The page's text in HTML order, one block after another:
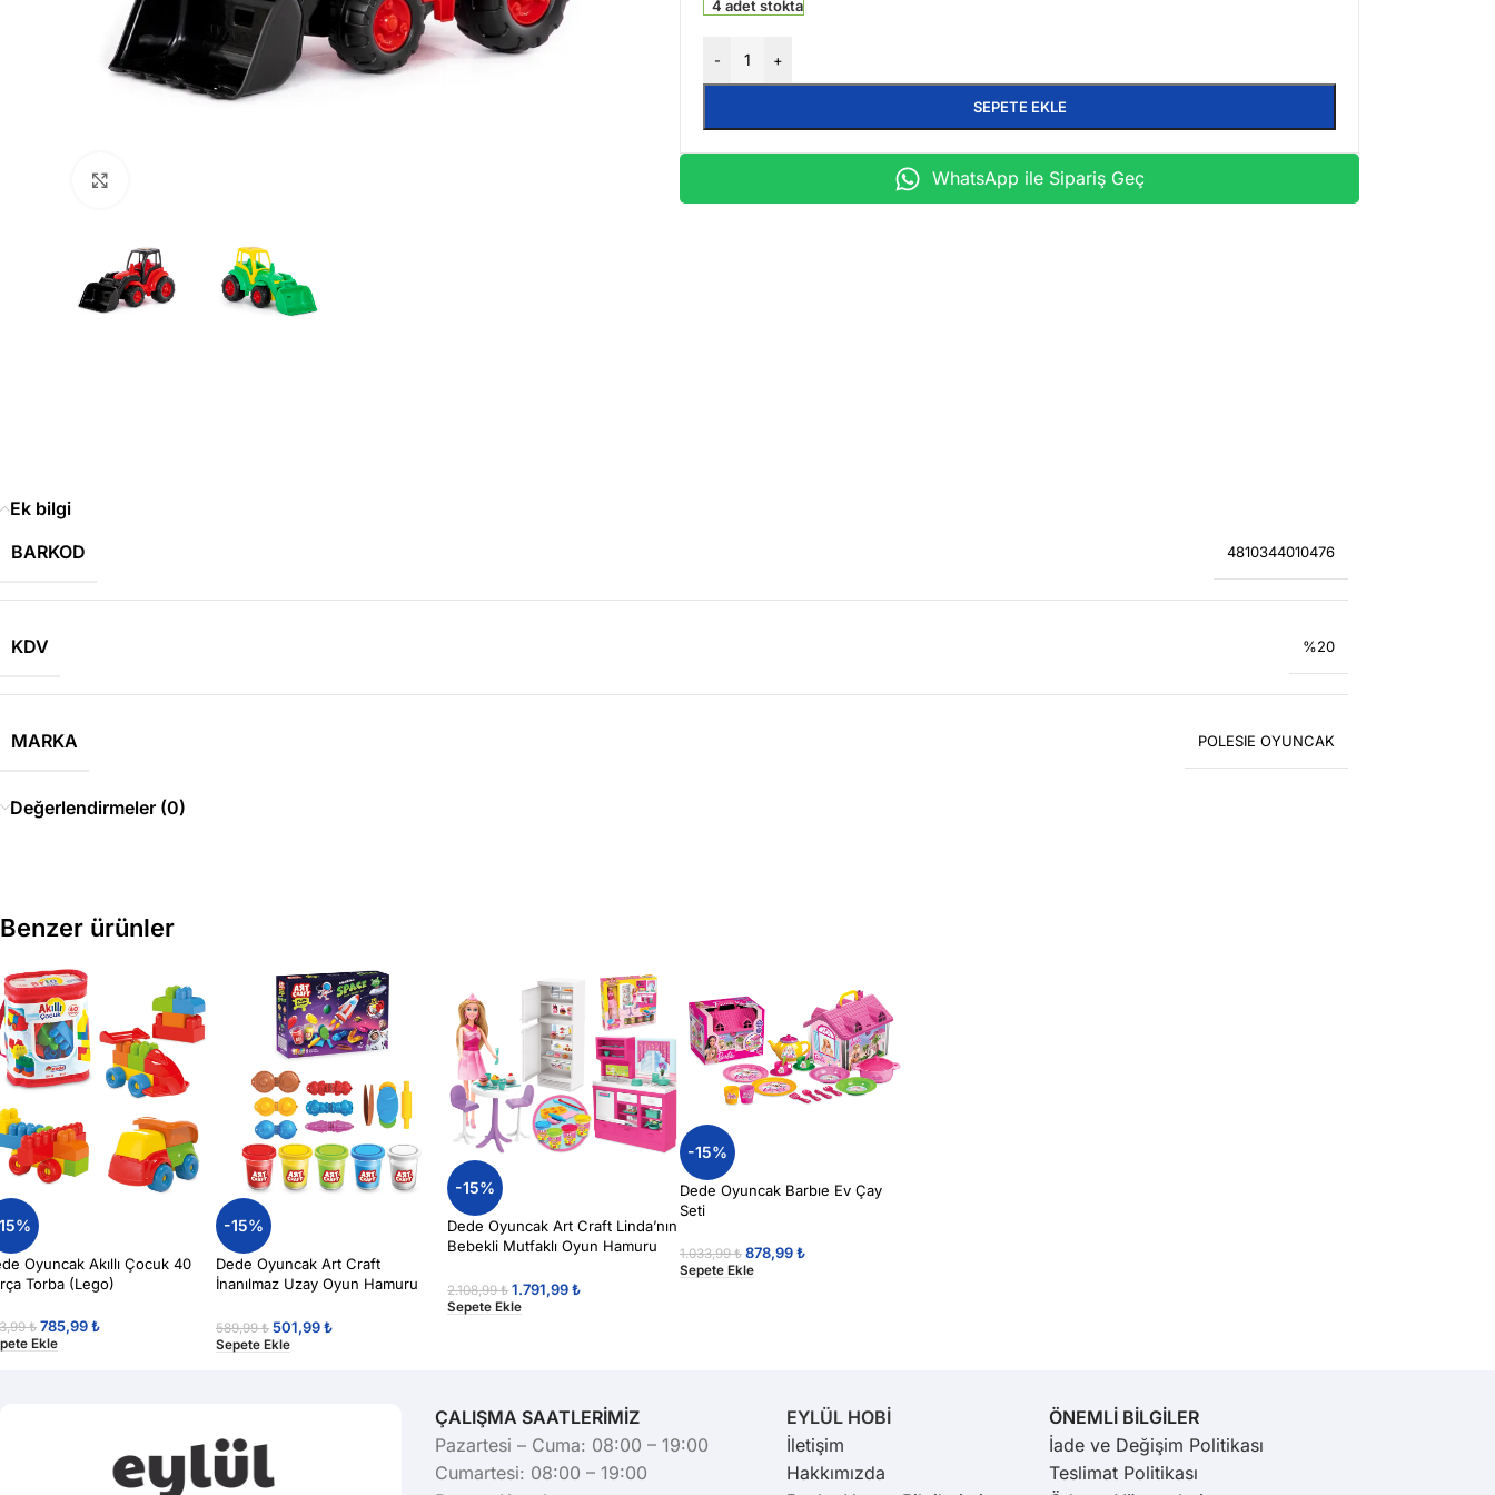
4 adet stokta
- +
SEPETE EKLE
WhatsApp ile Sipariş Geç
Ek bilgi
BARKOD
4810344010476
KDV %20
MARKA POLESIE OYUNCAK
Değerlendirmeler (0)
Benzer ürünler
Oyuncak Akıllı Çocuk 40
Torba (Lego)
₺ 785,99₺
Ekle
-15%
Dede Oyuncak Art Craft
İnanılmaz Uzay Oyun Hamuru
589,99₺ 501,99₺
Sepete Ekle
-15%
Dede Oyuncak Art Craft Linda’nın
Bebekli Mutfaklı Oyun Hamuru
2.108,99₺ 1.791,99₺
Sepete Ekle
-15%
Dede Oyuncak Barbıe Ev Çay
Seti
1.033,99₺ 878,99₺
Sepete Ekle
ÇALIŞMA SAATLERİMİZ
Pazartesi – Cuma: 08:00 – 19:00
Cumartesi: 08:00 – 19:00
EYLÜL HOBİ
İletişim
Hakkımızda
ÖNEMLİ BİLGİLER
İade ve Değişim Politikası
Teslimat Politikası